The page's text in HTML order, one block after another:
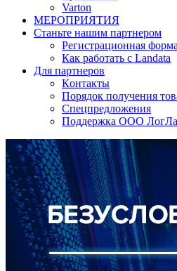
Varton
МЕРОПРИЯТИЯ
Станьте нашим партнером
Регистрационная форма
Как работать с Landata
Для партнеров
Кoнтaкты
Порядок получения
Спецпредложения
Поддержка ООО